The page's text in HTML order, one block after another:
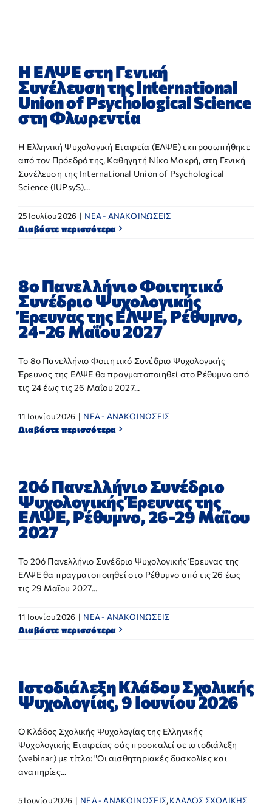
ΕΠΙΚΟΙΝΩΝΙΑ
Η ΕΛΨΕ στη Γενική
Συνέλευση της International
Union of Psychological Science
στη Φλωρεντία
Η Ελληνική Ψυχολογική Εταιρεία (ΕΛΨΕ) εκπροσωπήθηκε
από τον Πρόεδρό της, Καθηγητή Νίκο Μακρή, στη Γενική
Συνέλευση της International Union of Psychological
Science (IUPsyS)...
25 Ιουλίου 2026 | NEA - ΑΝΑΚΟΙΝΩΣΕΙΣ
Διαβάστε περισσότερα
8ο Πανελλήνιο Φοιτητικό
Συνέδριο Ψυχολογικής
Έρευνας της ΕΛΨΕ, Ρέθυμνο,
24-26 Μαΐου 2027
Το 8ο Πανελλήνιο Φοιτητικό Συνέδριο Ψυχολογικής
Έρευνας της ΕΛΨΕ θα πραγματοποιηθεί στο Ρέθυμνο από
τις 24 έως τις 26 Μαΐου 2027...
11 Ιουνίου 2026 | NEA - ΑΝΑΚΟΙΝΩΣΕΙΣ
Διαβάστε περισσότερα
20ό Πανελλήνιο Συνέδριο
Ψυχολογικής Έρευνας της
ΕΛΨΕ, Ρέθυμνο, 26-29 Μαΐου
2027
Το 20ό Πανελλήνιο Συνέδριο Ψυχολογικής Έρευνας της
ΕΛΨΕ θα πραγματοποιηθεί στο Ρέθυμνο από τις 26 έως
τις 29 Μαΐου 2027...
11 Ιουνίου 2026 | NEA - ΑΝΑΚΟΙΝΩΣΕΙΣ
Διαβάστε περισσότερα
Ιστοδιάλεξη Κλάδου Σχολικής
Ψυχολογίας, 9 Ιουνίου 2026
Ο Κλάδος Σχολικής Ψυχολογίας της Ελληνικής
Ψυχολογικής Εταιρείας σάς προσκαλεί σε ιστοδιάλεξη
(webinar) με τίτλο: "Οι αισθητηριακές δυσκολίες και
αναπηρίες...
5 Ιουνίου 2026 | NEA - ΑΝΑΚΟΙΝΩΣΕΙΣ, ΚΛΑΔΟΣ ΣΧΟΛΙΚΗΣ